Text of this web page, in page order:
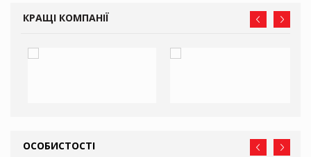
КРАЩІ КОМПАНІЇ
ОСОБИСТОСТІ